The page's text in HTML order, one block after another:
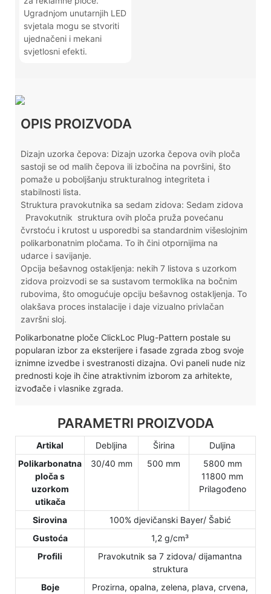
Ugradnjom unutarnjih LED
svjetala mogu se stvoriti
ujednačeni i mekani
svjetlosni efekti.
OPIS PROIZVODA
Dizajn uzorka čepova: Dizajn uzorka čepova ovih ploča
sastoji se od malih čepova ili izbočina na površini, što
pomaže u poboljšanju strukturalnog integriteta i
stabilnosti lista.
Struktura pravokutnika sa sedam zidova: Sedam zidova
Pravokutnik struktura ovih ploča pruža povećanu
čvrstoću i krutost u usporedbi sa standardnim višeslojnim
polikarbonatnim pločama. To ih čini otpornijima na
udarce i savijanje.
Opcija bešavnog ostakljenja: nekih 7 listova s ​​uzorkom
zidova proizvodi se sa sustavom termoklika na bočnim
rubovima, što omogućuje opciju bešavnog ostakljenja. To
olakšava proces instalacije i daje vizualno privlačan
završni sloj.
Polikarbonatne ploče ClickLoc Plug-Pattern postale su
popularan izbor za eksterijere i fasade zgrada zbog svoje
iznimne izvedbe i svestranosti dizajna. Ovi paneli nude niz
prednosti koje ih čine atraktivnim izborom za arhitekte,
izvođače i vlasnike zgrada.
PARAMETRI PROIZVODA
Artikal Debljina Širina
Duljina
Polikarbonatna
ploča s
uzorkom
utikača
30/40 mm 500 mm
5800 mm
11800 mm
Prilagođeno
Sirovina
100% djevičanski Bayer/ Šabić
Gustoća
1,2 g/cm³
Profili
Pravokutnik sa 7 zidova/ dijamantna
struktura
Boje
Prozirna, opalna, zelena, plava, crvena,